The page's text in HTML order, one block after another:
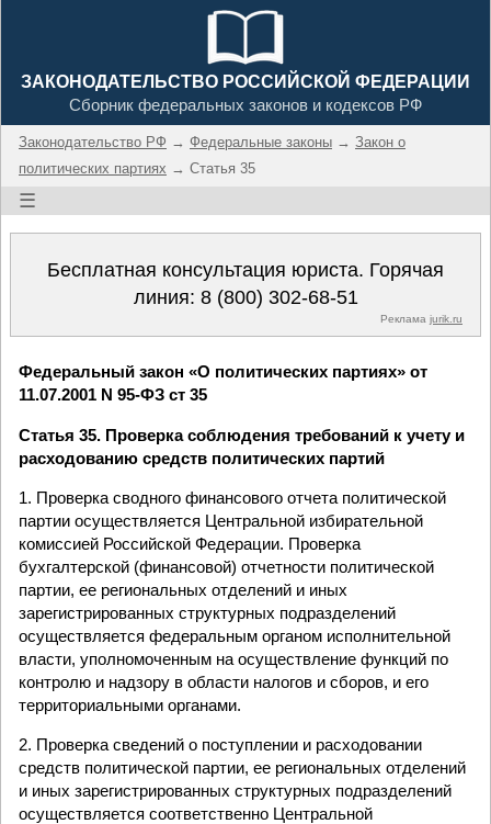
ЗАКОНОДАТЕЛЬСТВО РОССИЙСКОЙ ФЕДЕРАЦИИ
Сборник федеральных законов и кодексов РФ
Законодательство РФ → Федеральные законы → Закон о
политических партиях → Статья 35
☰
Бесплатная консультация юриста. Горячая
линия: 8 (800) 302-68-51
Реклама jurik.ru
Федеральный закон «О политических партиях» от
11.07.2001 N 95-ФЗ ст 35
Статья 35. Проверка соблюдения требований к учету и
расходованию средств политических партий
1. Проверка сводного финансового отчета политической
партии осуществляется Центральной избирательной
комиссией Российской Федерации. Проверка
бухгалтерской (финансовой) отчетности политической
партии, ее региональных отделений и иных
зарегистрированных структурных подразделений
осуществляется федеральным органом исполнительной
власти, уполномоченным на осуществление функций по
контролю и надзору в области налогов и сборов, и его
территориальными органами.
2. Проверка сведений о поступлении и расходовании
средств политической партии, ее региональных отделений
и иных зарегистрированных структурных подразделений
осуществляется соответственно Центральной